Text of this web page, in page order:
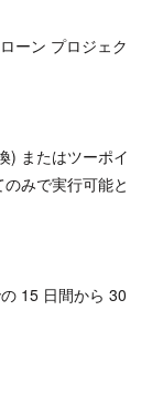
ーン プロジェク
) またはツーポイ
みで実行可能と
15 日間から 30